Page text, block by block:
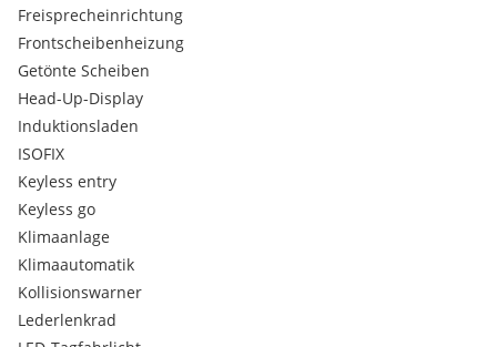
Freisprecheinrichtung
Frontscheibenheizung
Getönte Scheiben
Head-Up-Display
Induktionsladen
ISOFIX
Keyless entry
Keyless go
Klimaanlage
Klimaautomatik
Kollisionswarner
Lederlenkrad